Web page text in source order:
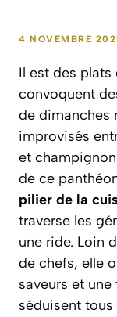
4 NOVEMBRE
Il est des
convoquent
de dimanches
improvisés
et
de ce
pilier de la
traverse les
une ride. Loin
de chefs, elle
saveurs et
séduisent tous